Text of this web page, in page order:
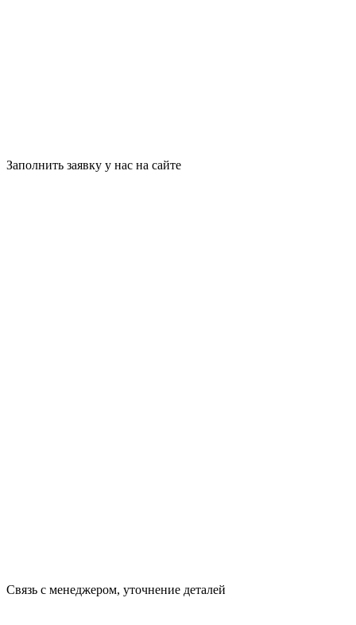
Заполнить заявку у нас на сайте
Связь с менеджером, уточнение деталей